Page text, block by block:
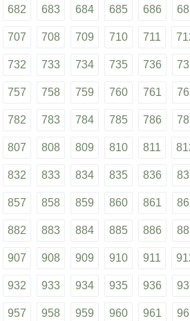
682 683 684 685 686
707 708 709 710 711
732 733 734 735 736
757 758 759 760 761
782 783 784 785 786
807 808 809 810 811
832 833 834 835 836
857 858 859 860 861
882 883 884 885 886
907 908 909 910 911
932 933 934 935 936
957 958 959 960 961